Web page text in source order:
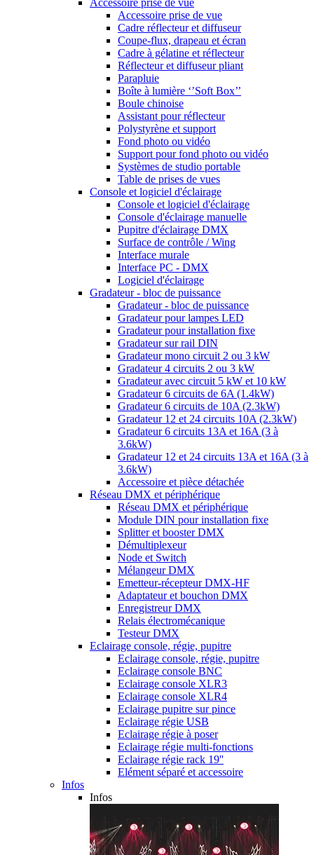
Accessoire prise de vue
Accessoire prise de vue
Cadre réflecteur et diffuseur
Coupe-flux, drapeau et écran
Cadre à gélatine et réflecteur
Réflecteur et diffuseur pliant
Parapluie
Boîte à lumière ‘’Soft Box’’
Boule chinoise
Assistant pour réflecteur
Polystyrène et support
Fond photo ou vidéo
Support pour fond photo ou vidéo
Systèmes de studio portable
Table de prises de vues
Console et logiciel d'éclairage
Console et logiciel d'éclairage
Console d'éclairage manuelle
Pupitre d'éclairage DMX
Surface de contrôle / Wing
Interface murale
Interface PC - DMX
Logiciel d'éclairage
Gradateur - bloc de puissance
Gradateur - bloc de puissance
Gradateur pour lampes LED
Gradateur pour installation fixe
Gradateur sur rail DIN
Gradateur mono circuit 2 ou 3 kW
Gradateur 4 circuits 2 ou 3 kW
Gradateur avec circuit 5 kW et 10 kW
Gradateur 6 circuits de 6A (1.4kW)
Gradateur 6 circuits de 10A (2.3kW)
Gradateur 12 et 24 circuits 10A (2.3kW)
Gradateur 6 circuits 13A et 16A (3 à
3.6kW)
Gradateur 12 et 24 circuits 13A et 16A (3 à
3.6kW)
Accessoire et pièce détachée
Réseau DMX et périphérique
Réseau DMX et périphérique
Module DIN pour installation fixe
Splitter et booster DMX
Démultiplexeur
Node et Switch
Mélangeur DMX
Emetteur-récepteur DMX-HF
Adaptateur et bouchon DMX
Enregistreur DMX
Relais électromécanique
Testeur DMX
Eclairage console, régie, pupitre
Eclairage console, régie, pupitre
Eclairage console BNC
Eclairage console XLR3
Eclairage console XLR4
Eclairage pupitre sur pince
Eclairage régie USB
Eclairage régie à poser
Eclairage régie multi-fonctions
Eclairage régie rack 19''
Elément séparé et accessoire
Infos
Infos